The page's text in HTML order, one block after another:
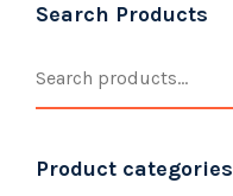
Search Products
Product categories